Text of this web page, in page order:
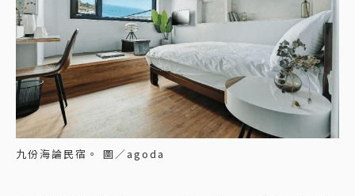
九份海論民宿。 圖／agoda